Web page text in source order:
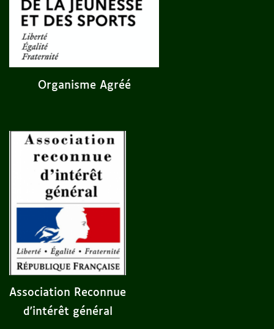
Organisme Agréé
Association Reconnue
d'intérêt général